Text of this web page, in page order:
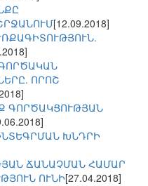
[12.09.2018]
ՈՐՈՇ
ԳՈՐԾԱԿՑՈՒԹՅԱՆ
ԽՆԴՐԻ
ՃԱՆԱՉՄԱՆ ՀԱՄԱՐ
ՈՒՆԻ[27.04.2018]